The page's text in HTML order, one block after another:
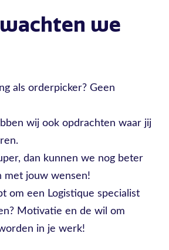
we
als orderpicker? Geen
wij ook opdrachten waar jij
dan kunnen we nog beter
met jouw wensen!
om een Logistique specialist
Motivatie en de wil om
in je werk!